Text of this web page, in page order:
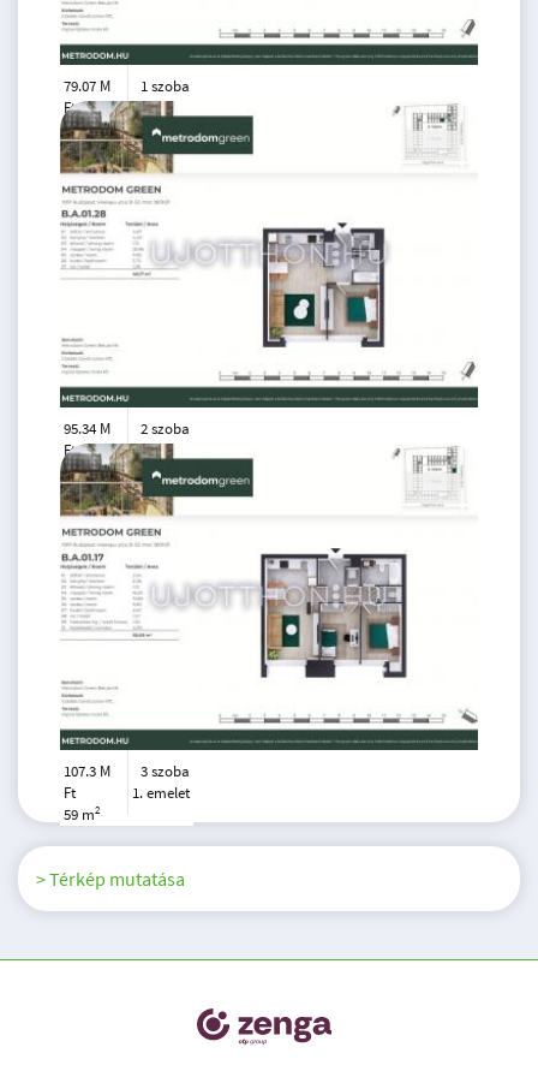
79.07 M
Ft
38 m2
1 szoba
1. emelet
95.34 M
Ft
48 m2
2 szoba
1. emelet
107.3 M
Ft
59 m2
3 szoba
1. emelet
> Térkép mutatása